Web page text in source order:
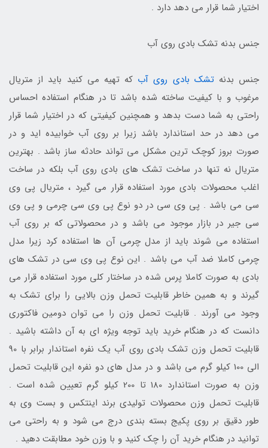
اختیار شما قرار می دهد دارد .
جنس بدنه تشک بادی روی آب
جنس بدنهتشک بادی روی آب که تهیه می کنید باید از متریال
مرغوب و با کیفیت ساخته شده باشد تا در هنگام استفاده احساس
راحتی به شما دست بدهد و همچنین کیفیتی که در اختیار شما قرار
می دهد در حد استاندارد باشد زیرا بر روی آب خوابیده اید و در
صورت بروز کوچک ترین مشکل می تواند حادثه ساز باشد . بهترین
متریال نه تنها در ساخت تشک های بادی روی آب بلکه در ساخت
اغلب محصولات بادی مورد استفاده قرار می گیرد ، متریال پی وی
سی می باشد . پی وی سی در دو نوع پی وی سی چرمی و پی وی
سی جیر در بازار موجود می باشد و در محصولاتی که بر روی آب
استفاده می شوند باید از مدل چرمی آن ها استفاده کرد زیرا مدل
چرمی کاملا ضد آب می باشد . این نوع پی وی سی در تشک های
بادی به صورت کاملا پرس شده در ساختار کلی مورد استفاده قرار می
گیرند و به همین خاطر قابلیت تحمل وزن بالایی را برای تشک به
وجود می آورند . قابلیت تحمل وزن را می توان دومین فاکتوری
دانست که در هنگام خرید باید توجه ویژه ای به آن داشته باشید .
قابلیت تحمل وزن تشک بادی روی آب یک نفره استاندار برابر با 90
الی 100 کیلو گرم می باشد و در مدل های دو نفره این قابلیت تحمل
وزن به صورت استاندارد 180 تا 200 کیلو گرم تعیین شده است .
قابلیت تحمل وزن محصولات تولیدی برند اینتکس و بست وی به
طور دقیق بر روی پکیج بسته بندی درج می شود و به راحتی می
توانید در هنگام خرید آن را چک کنید و با وزن خود مطابقت دهید .